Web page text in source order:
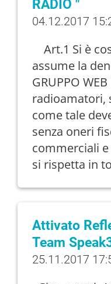
RADIO "
04.12.2017
Art.1 Si è
assume la
GRUPPO
radioamatori,
come tale
senza oneri
commerciali
si rispetta in
Attivato
Team
25.11.2017